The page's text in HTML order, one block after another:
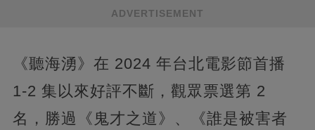
ADVERTISEMENT
《聽海湧》在 2024 年台北電影節首播
1-2 集以來好評不斷，觀眾票選第 2
名，勝過《鬼才之道》、《誰是被害者